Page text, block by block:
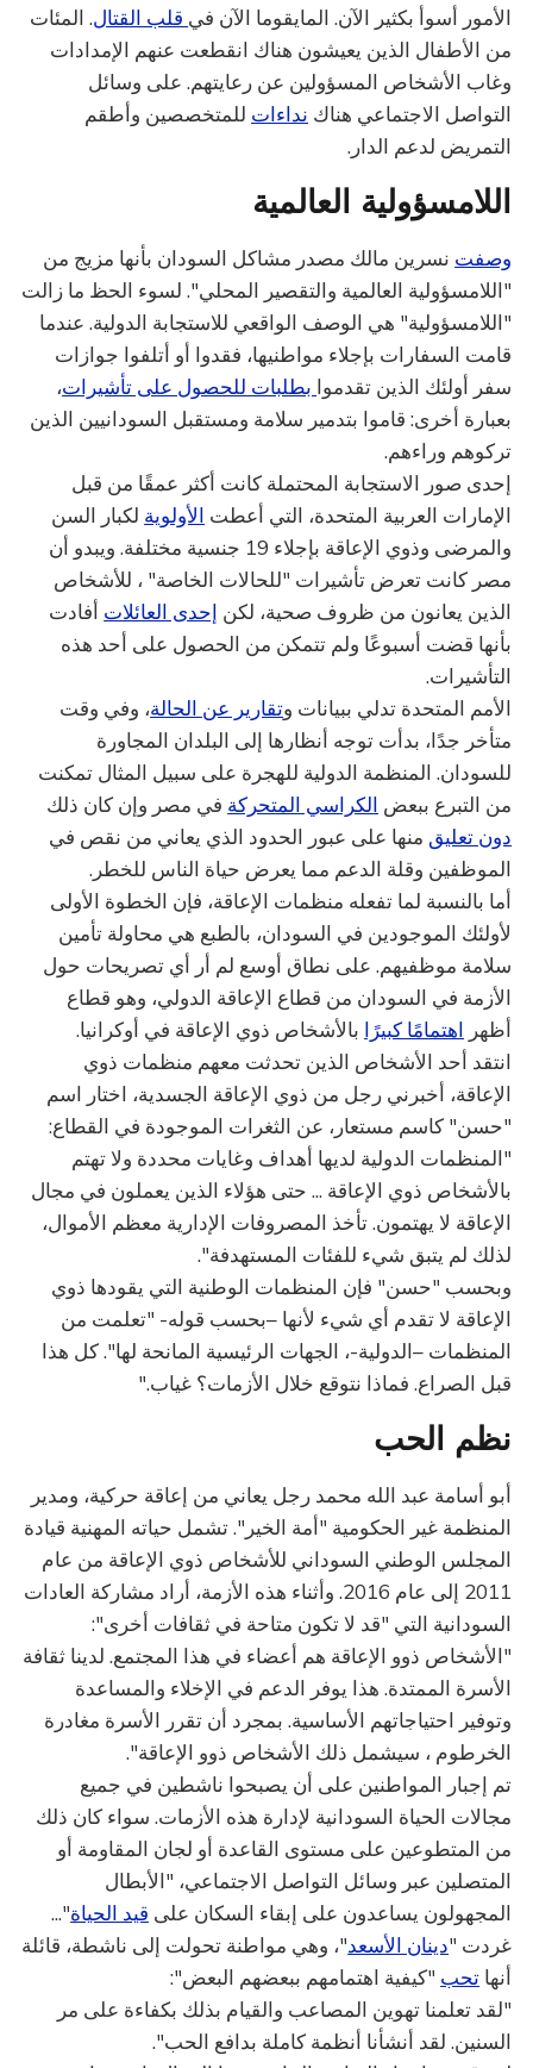
الأمور أسوأ بكثير الآن. المايقوما الآن في قلب القتال. المئات
من الأطفال الذين يعيشون هناك انقطعت عنهم الإمدادات
وغاب الأشخاص المسؤولين عن رعايتهم. على وسائل
التواصل الاجتماعي هناك نداءات للمتخصصين وأطقم
التمريض لدعم الدار.
اللامسؤولية العالمية
وصفت نسرين مالك مصدر مشاكل السودان بأنها مزيج من
"اللامسؤولية العالمية والتقصير المحلي". لسوء الحظ ما زالت
"اللامسؤولية" هي الوصف الواقعي للاستجابة الدولية. عندما
قامت السفارات بإجلاء مواطنيها، فقدوا أو أتلفوا جوازات
سفر أولئك الذين تقدموا بطلبات للحصول على تأشيرات،
بعبارة أخرى: قاموا بتدمير سلامة ومستقبل السودانيين الذين
تركوهم وراءهم.
إحدى صور الاستجابة المحتملة كانت أكثر عمقًا من قبل
الإمارات العربية المتحدة، التي أعطت الأولوية لكبار السن
والمرضى وذوي الإعاقة بإجلاء 19 جنسية مختلفة. ويبدو أن
مصر كانت تعرض تأشيرات "للحالات الخاصة" ، للأشخاص
الذين يعانون من ظروف صحية، لكن إحدى العائلات أفادت
بأنها قضت أسبوعًا ولم تتمكن من الحصول على أحد هذه
التأشيرات.
الأمم المتحدة تدلي ببيانات وتقارير عن الحالة، وفي وقت
متأخر جدًا، بدأت توجه أنظارها إلى البلدان المجاورة
للسودان. المنظمة الدولية للهجرة على سبيل المثال تمكنت
من التبرع ببعض الكراسي المتحركة في مصر وإن كان ذلك
دون تعليق منها على عبور الحدود الذي يعاني من نقص في
الموظفين وقلة الدعم مما يعرض حياة الناس للخطر.
أما بالنسبة لما تفعله منظمات الإعاقة، فإن الخطوة الأولى
لأولئك الموجودين في السودان، بالطبع هي محاولة تأمين
سلامة موظفيهم. على نطاق أوسع لم أر أي تصريحات حول
الأزمة في السودان من قطاع الإعاقة الدولي، وهو قطاع
أظهر اهتمامًا كبيرًا بالأشخاص ذوي الإعاقة في أوكرانيا.
انتقد أحد الأشخاص الذين تحدثت معهم منظمات ذوي
الإعاقة، أخبرني رجل من ذوي الإعاقة الجسدية، اختار اسم
"حسن" كاسم مستعار، عن الثغرات الموجودة في القطاع:
"المنظمات الدولية لديها أهداف وغايات محددة ولا تهتم
بالأشخاص ذوي الإعاقة ... حتى هؤلاء الذين يعملون في مجال
الإعاقة لا يهتمون. تأخذ المصروفات الإدارية معظم الأموال،
لذلك لم يتبق شيء للفئات المستهدفة".
وبحسب "حسن" فإن المنظمات الوطنية التي يقودها ذوي
الإعاقة لا تقدم أي شيء لأنها –بحسب قوله- "تعلمت من
المنظمات –الدولية-، الجهات الرئيسية المانحة لها". كل هذا
قبل الصراع. فماذا نتوقع خلال الأزمات؟ غياب."
نظم الحب
أبو أسامة عبد الله محمد رجل يعاني من إعاقة حركية، ومدير
المنظمة غير الحكومية "أمة الخير". تشمل حياته المهنية قيادة
المجلس الوطني السوداني للأشخاص ذوي الإعاقة من عام
2011 إلى عام 2016. وأثناء هذه الأزمة، أراد مشاركة العادات
السودانية التي "قد لا تكون متاحة في ثقافات أخرى":
"الأشخاص ذوو الإعاقة هم أعضاء في هذا المجتمع. لدينا ثقافة
الأسرة الممتدة. هذا يوفر الدعم في الإخلاء والمساعدة
وتوفير احتياجاتهم الأساسية. بمجرد أن تقرر الأسرة مغادرة
الخرطوم ، سيشمل ذلك الأشخاص ذوو الإعاقة".
تم إجبار المواطنين على أن يصبحوا ناشطين في جميع
مجالات الحياة السودانية لإدارة هذه الأزمات. سواء كان ذلك
من المتطوعين على مستوى القاعدة أو لجان المقاومة أو
المتصلين عبر وسائل التواصل الاجتماعي، "الأبطال
المجهولون يساعدون على إبقاء السكان على قيد الحياة"...
غردت "دينان الأسعد"، وهي مواطنة تحولت إلى ناشطة، قائلة
أنها تحب "كيفية اهتمامهم ببعضهم البعض":
"لقد تعلمنا تهوين المصاعب والقيام بذلك بكفاءة على مر
السنين. لقد أنشأنا أنظمة كاملة بدافع الحب".